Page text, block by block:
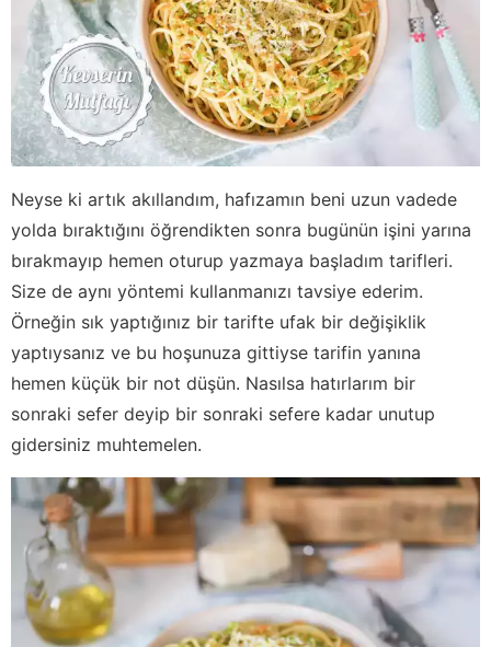
Neyse ki artık akıllandım, hafızamın beni uzun vadede
yolda bıraktığını öğrendikten sonra bugünün işini yarına
bırakmayıp hemen oturup yazmaya başladım tarifleri.
Size de aynı yöntemi kullanmanızı tavsiye ederim.
Örneğin sık yaptığınız bir tarifte ufak bir değişiklik
yaptıysanız ve bu hoşunuza gittiyse tarifin yanına
hemen küçük bir not düşün. Nasılsa hatırlarım bir
sonraki sefer deyip bir sonraki sefere kadar unutup
gidersiniz muhtemelen.